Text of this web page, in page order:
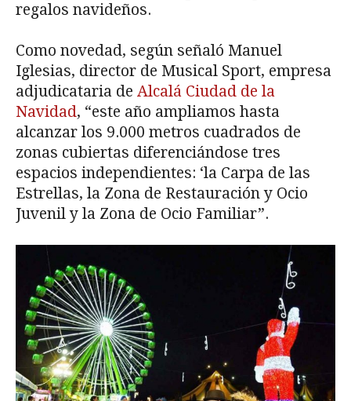
regalos navideños.
Como novedad, según señaló Manuel
Iglesias, director de Musical Sport, empresa
adjudicataria de Alcalá Ciudad de la
Navidad, “este año ampliamos hasta
alcanzar los 9.000 metros cuadrados de
zonas cubiertas diferenciándose tres
espacios independientes: ‘la Carpa de las
Estrellas, la Zona de Restauración y Ocio
Juvenil y la Zona de Ocio Familiar”.